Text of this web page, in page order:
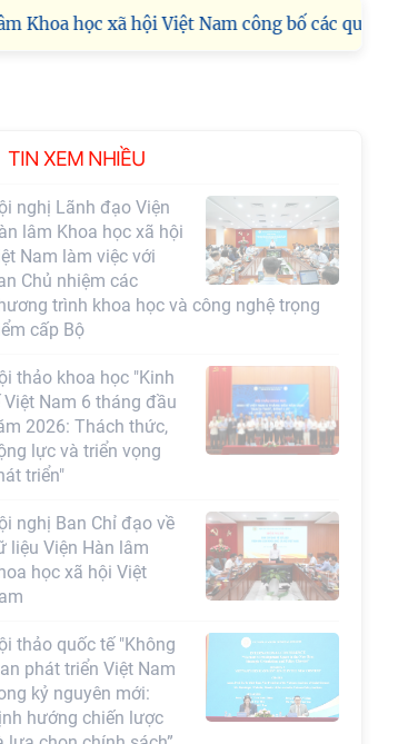
học xã hội Việt Nam công bố các quyết định
TIN XEM NHIỀU
thứ ba, ngày 28/7/2026
trình khoa học và công nghệ trọng
thảo khoa học "Kinh
Việt Nam 6 tháng đầu
2026: Thách thức,
lực và triển vọng
triển"
nghị Ban Chỉ đạo về
liệu Viện Hàn lâm
học xã hội Việt
phát triển Việt Nam
kỷ nguyên mới:
hướng chiến lược
lựa chọn chính sách”
báo bổ sung về
tuyển sinh đào tạo
độ tiến sĩ đợt 1 năm